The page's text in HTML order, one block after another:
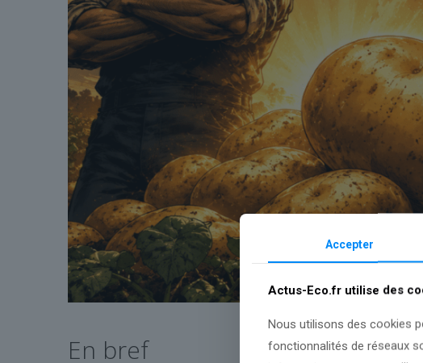
En bref
Accepter
Actus-Eco.fr utilise des
Nous utilisons des cookies
fonctionnalités de réseaux